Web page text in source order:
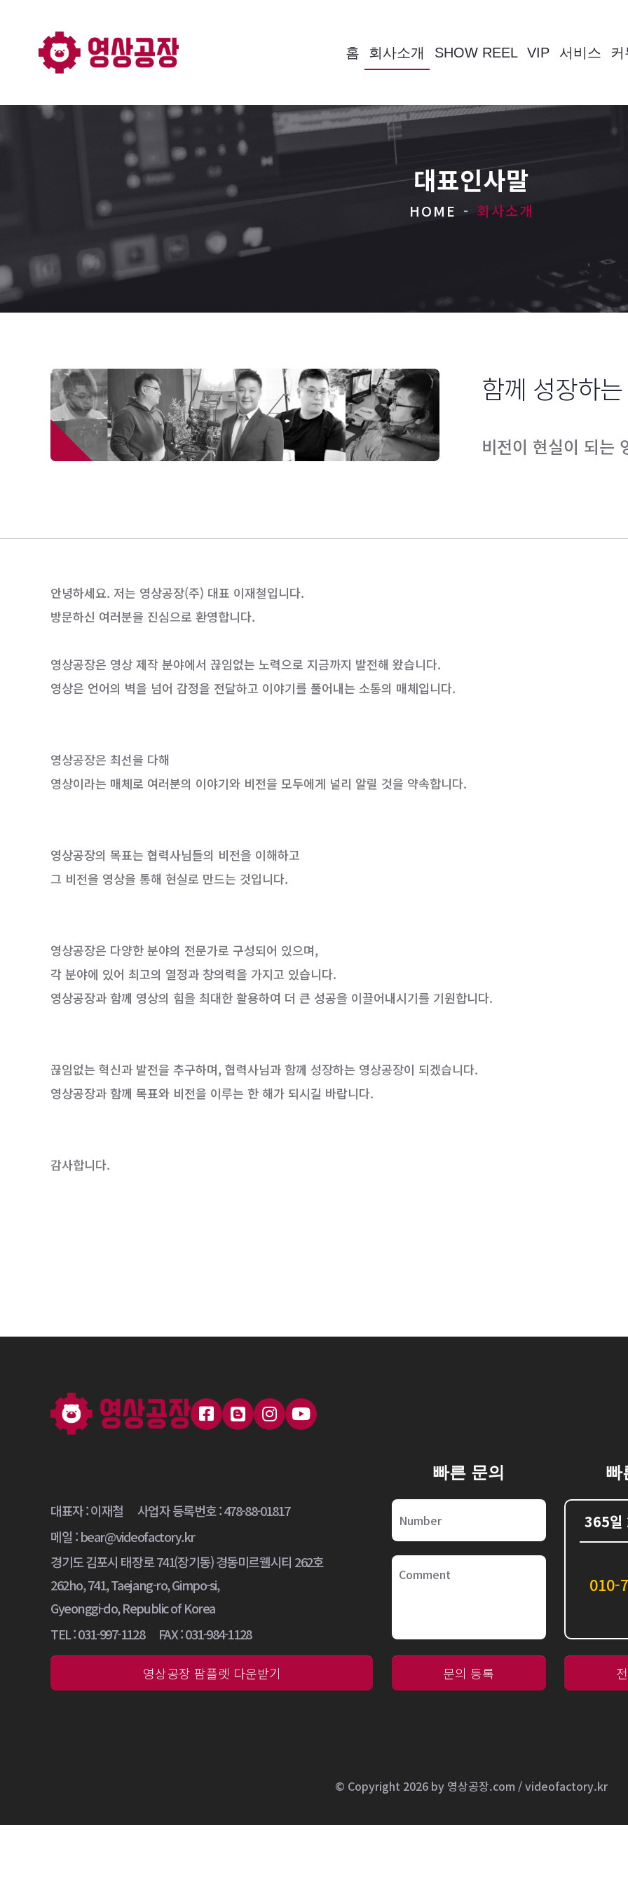
홈 회사소개 SHOW REEL VIP 서비스
대표인사말
HOME 회사소개
함께 성장하
비전이 현실이 되는
안녕하세요. 저는 영상공장(주) 대표 이재철입니다.
방문하신 여러분을 진심으로 환영합니다.
영상공장은 영상 제작 분야에서 끊임없는 노력으로 지금까지 발전해 왔습니다.
영상은 언어의 벽을 넘어 감정을 전달하고 이야기를 풀어내는 소통의 매체입니다.
영상공장은 최선을 다해
영상이라는 매체로 여러분의 이야기와 비전을 모두에게 널리 알릴 것을 약속합니다.
영상공장의 목표는 협력사님들의 비전을 이해하고
그 비전을 영상을 통해 현실로 만드는 것입니다.
영상공장은 다양한 분야의 전문가로 구성되어 있으며,
각 분야에 있어 최고의 열정과 창의력을 가지고 있습니다.
영상공장과 함께 영상의 힘을 최대한 활용하여 더 큰 성공을 이끌어내시기를 기원합니다.
끊임없는 혁신과 발전을 추구하며, 협력사님과 함께 성장하는 영상공장이 되겠습니다.
영상공장과 함께 목표와 비전을 이루는 한 해가 되시길 바랍니다.
감사합니다.
대표자 : 이재철
사업자 등록번호 : 478-88-01817
메일 :bear@videofactory.kr
경기도 김포시 태장로 741(장기동) 경동미르웰시티 262호
262ho, 741, Taejang-ro, Gimpo-si,
Gyeonggi-do, Republic of Korea
TEL : 031-997-1128
FAX : 031-984-1128
영상공장 팜플렛 다운받기
빠른 문의
문의 등록
빠
365일
010-
© Copyright 2026 by 영상공장.com / videofactory.kr